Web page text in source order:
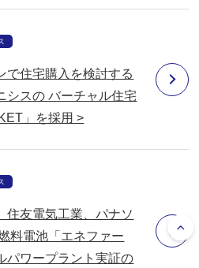
で住宅購入を検討する
シスの バーチャル住宅
」を採用 >
住友電気工業、パナソ
料電池「エネファー
パワープラント実証の